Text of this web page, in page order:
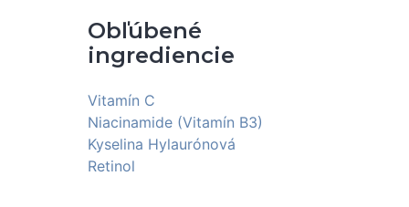
Obľúbené
ingrediencie
Vitamín C
Niacinamide (Vitamín B3)
Kyselina Hylaurónová
Retinol